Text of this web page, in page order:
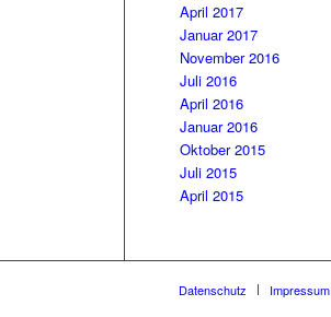
April 2017
Januar 2017
November 2016
Juli 2016
April 2016
Januar 2016
Oktober 2015
Juli 2015
April 2015
Datenschutz Impressum